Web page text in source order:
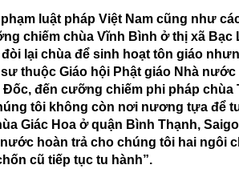
luật pháp Việt Nam cũng như
chiếm chùa Vĩnh Bình ở thị xã Bạc
đòi lại chùa để sinh hoạt tôn giáo
sư thuộc Giáo hội Phật giáo Nhà
Đốc, đến cưỡng chiếm phi pháp chùa
tôi không còn nơi nương tựa để
Giác Hoa ở quận Bình Thạnh,
hoàn trả cho chúng tôi hai ngôi
cũ tiếp tục tu hành”.